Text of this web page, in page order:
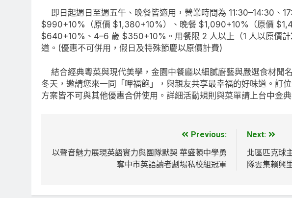
即日起週日至週五午、晚餐皆適用，營業時間為 11:30–14:30、
$990+10%（原價 $1,380+10%）、晚餐 $1,090+10%（原價
$640+10%、4–6 歲 $350+10%。用餐限 2 人以上（1 人以原價
道。(優惠不可併用，假日及特殊節慶以原價計費)
結合經典粵菜與現代美學，金園中餐廳以細膩廚藝與嚴選食材聞
冬天，邀請您來一同「呷福飽」，與親友共享最幸福的好味道。訂
方案皆不可與其他優惠合併使用。詳細活動規則與菜單請上台中金
章
Previous:
以聲音魅力展現英語實力與團隊默契 華盛頓中學勇
奪中市英語讀者劇場私校組冠軍
Next:
北區匹克球
隊雲集賴興